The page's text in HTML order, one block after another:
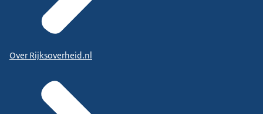
Over Rijksoverheid.nl